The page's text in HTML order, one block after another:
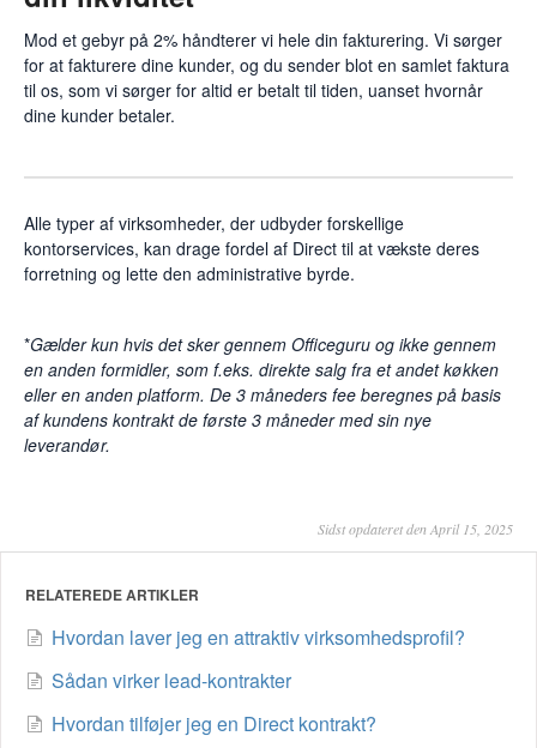
Mod et gebyr på 2% håndterer vi hele din fakturering. Vi sørger
for at fakturere dine kunder, og du sender blot en samlet faktura
til os, som vi sørger for altid er betalt til tiden, uanset hvornår
dine kunder betaler.
Alle typer af virksomheder, der udbyder forskellige
kontorservices, kan drage fordel af Direct til at vækste deres
forretning og lette den administrative byrde.
*Gælder kun hvis det sker gennem Officeguru og ikke gennem
en anden formidler, som f.eks. direkte salg fra et andet køkken
eller en anden platform. De 3 måneders fee beregnes på basis
af kundens kontrakt de første 3 måneder med sin nye
leverandør.
Sidst opdateret den April 15, 2025
RELATEREDE ARTIKLER
Hvordan laver jeg en attraktiv virksomhedsprofil?
Sådan virker lead-kontrakter
Hvordan tilføjer jeg en Direct kontrakt?